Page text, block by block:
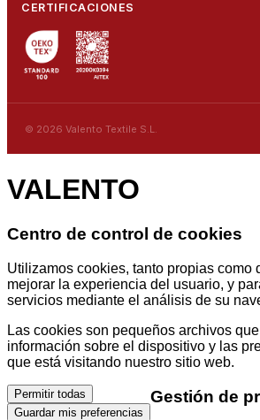
CERTIFICACIONES
© 2026 Valento Textile S.L.
VALENTO
Centro de control de cookies
Utilizamos cookies, tanto propias como
mejorar la experiencia del usuario, y
servicios mediante el análisis de su
Las cookies son pequeños archivos
información sobre el dispositivo y las
que está visitando nuestro sitio web.
Permitir todas
Guardar mis preferencias
Gestión de